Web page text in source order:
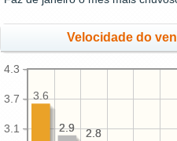
Velocidade do
3.1
3.7
4.3
2.8
2.9 2.8
2.9
3.6